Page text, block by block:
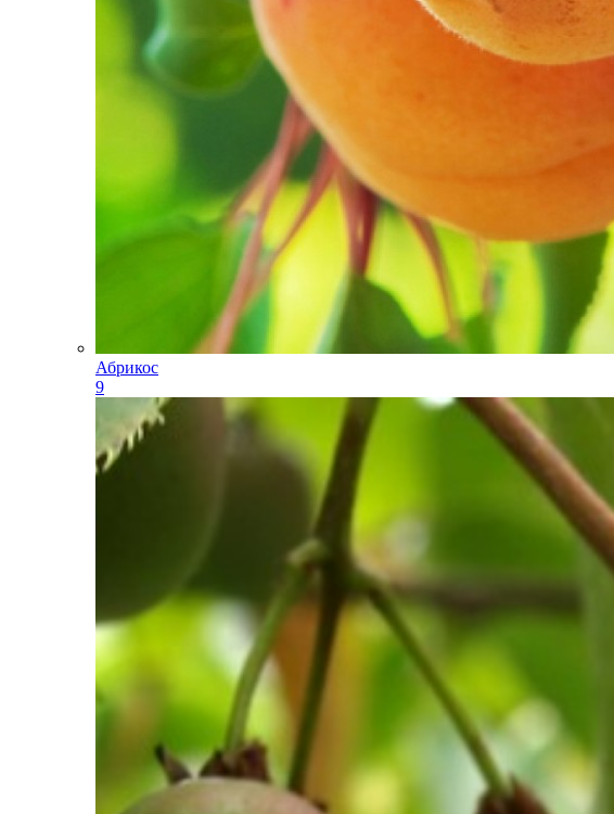
Абрикос
9